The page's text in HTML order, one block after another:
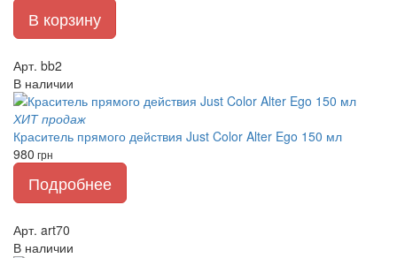
В корзину
Арт. bb2
В наличии
ХИТ продаж
Краситель прямого действия Just Color Alter Ego 150 мл
980 грн
Подробнее
Арт. art70
В наличии